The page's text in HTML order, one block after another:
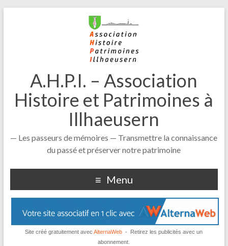
A.H.P.I. – Association
Histoire et Patrimoines à
Illhaeusern
— Les passeurs de mémoires — Transmettre la connaissance
du passé et préserver notre patrimoine
Menu
Site créé gratuitement avecAlternaWeb - Retirez les publicités avec un
abonnement.